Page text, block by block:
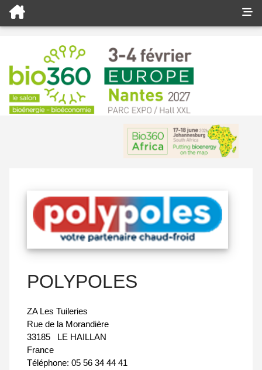
POLYPOLES
ZA Les Tuileries
Rue de la Morandière
33185
LE HAILLAN
France
Téléphone: 05 56 34 44 41